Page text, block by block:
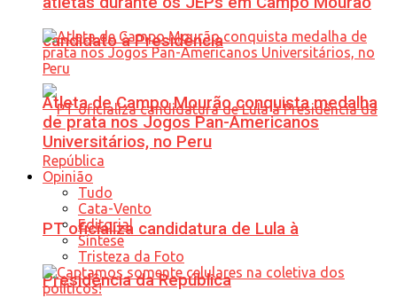
candidato à Presidência
PT oficializa candidatura de Lula à
Presidência da República
Atleta de Campo Mourão conquista medalha
de prata nos Jogos Pan-Americanos
Universitários, no Peru
Opinião
Tudo
Cata-Vento
Editorial
Síntese
Tristeza da Foto